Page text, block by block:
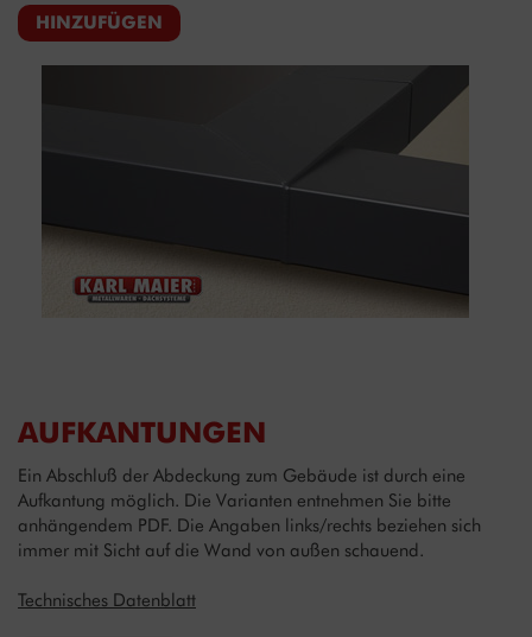
HINZUFÜGEN
AUFKANTUNGEN
Ein Abschluß der Abdeckung zum Gebäude ist durch eine
Aufkantung möglich. Die Varianten entnehmen Sie bitte
anhängendem PDF. Die Angaben links/rechts beziehen sich
immer mit Sicht auf die Wand von außen schauend.
Technisches Datenblatt